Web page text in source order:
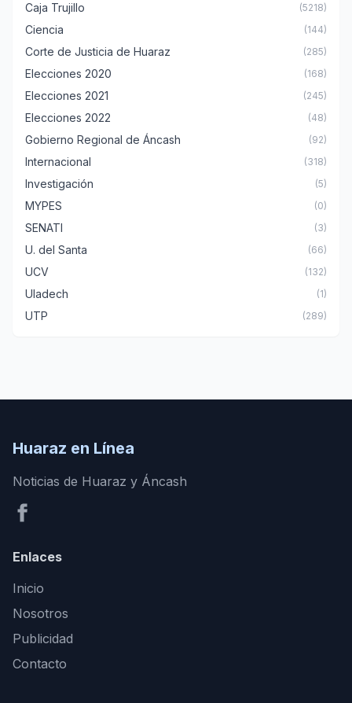
Caja Trujillo (5218)
Ciencia (144)
Corte de Justicia de Huaraz (285)
Elecciones 2020 (168)
Elecciones 2021 (245)
Elecciones 2022 (48)
Gobierno Regional de Áncash (92)
Internacional (318)
Investigación (5)
MYPES (0)
SENATI (3)
U. del Santa (66)
UCV (132)
Uladech (1)
UTP (289)
Huaraz en Línea
Noticias de Huaraz y Áncash
Enlaces
Inicio
Nosotros
Publicidad
Contacto